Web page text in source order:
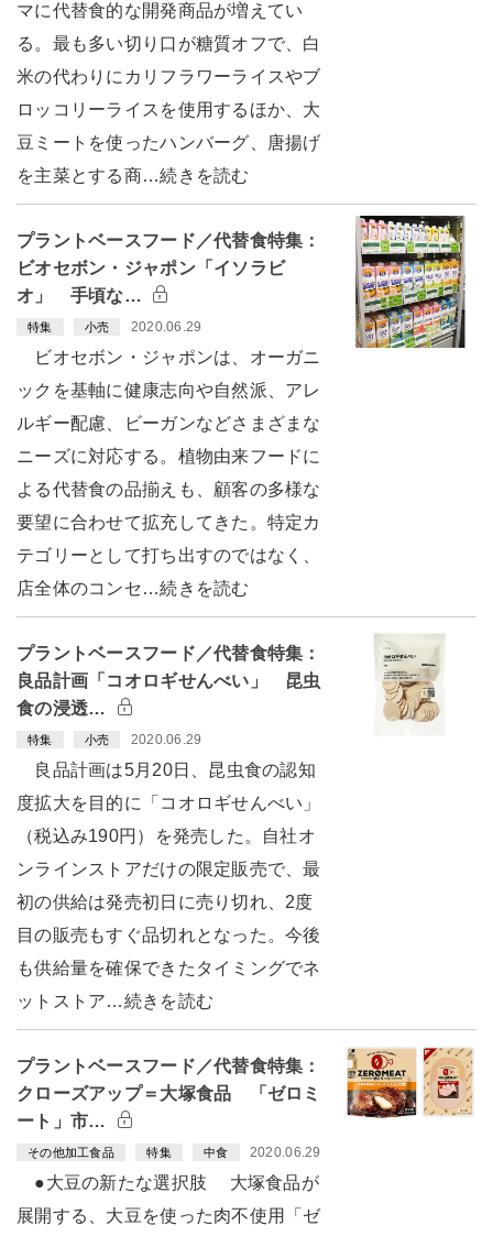
マに代替食的な開発商品が増えてい
る。最も多い切り口が糖質オフで、白
米の代わりにカリフラワーライスやブ
ロッコリーライスを使用するほか、大
豆ミートを使ったハンバーグ、唐揚げ
を主菜とする商…続きを読む
プラントベースフード／代替食特集：
ビオセボン・ジャポン「イソラビ
オ」 手頃な…
特集 小売 2020.06.29
ビオセボン・ジャポンは、オーガニ
ックを基軸に健康志向や自然派、アレ
ルギー配慮、ビーガンなどさまざまな
ニーズに対応する。植物由来フードに
よる代替食の品揃えも、顧客の多様な
要望に合わせて拡充してきた。特定カ
テゴリーとして打ち出すのではなく、
店全体のコンセ…続きを読む
プラントベースフード／代替食特集：
良品計画「コオロギせんべい」 昆虫
食の浸透…
特集 小売 2020.06.29
良品計画は5月20日、昆虫食の認知
度拡大を目的に「コオロギせんべい」
（税込み190円）を発売した。自社オ
ンラインストアだけの限定販売で、最
初の供給は発売初日に売り切れ、2度
目の販売もすぐ品切れとなった。今後
も供給量を確保できたタイミングでネ
ットストア…続きを読む
プラントベースフード／代替食特集：
クローズアップ＝大塚食品 「ゼロミ
ート」市…
その他加工食品 特集 中食 2020.06.29
●大豆の新たな選択肢 大塚食品が
展開する、大豆を使った肉不使用「ゼ